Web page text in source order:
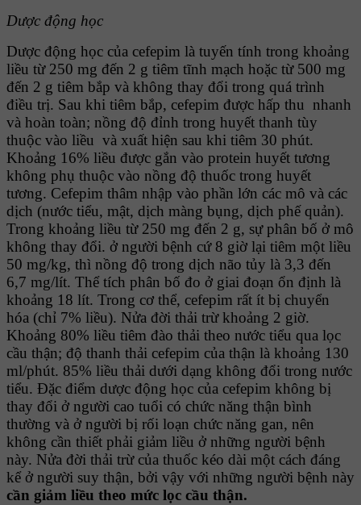
Dược động học
Dược động học của cefepim là tuyến tính trong khoảng
liều từ 250 mg đến 2 g tiêm tĩnh mạch hoặc từ 500 mg
đến 2 g tiêm bắp và không thay đổi trong quá trình
điều trị. Sau khi tiêm bắp, cefepim được hấp thu nhanh
và hoàn toàn; nồng độ đỉnh trong huyết thanh tùy
thuộc vào liều và xuất hiện sau khi tiêm 30 phút.
Khoảng 16% liều được gắn vào protein huyết tương
không phụ thuộc vào nồng độ thuốc trong huyết
tương. Cefepim thâm nhập vào phần lớn các mô và các
dịch (nước tiểu, mật, dịch màng bụng, dịch phế quản).
Trong khoảng liều từ 250 mg đến 2 g, sự phân bố ở mô
không thay đổi. ở người bệnh cứ 8 giờ lại tiêm một liều
50 mg/kg, thì nồng độ trong dịch não tủy là 3,3 đến
6,7 mg/lít. Thể tích phân bố đo ở giai đoạn ổn định là
khoảng 18 lít. Trong cơ thể, cefepim rất ít bị chuyển
hóa (chỉ 7% liều). Nửa đời thải trừ khoảng 2 giờ.
Khoảng 80% liều tiêm đào thải theo nước tiểu qua lọc
cầu thận; độ thanh thải cefepim của thận là khoảng 130
ml/phút. 85% liều thải dưới dạng không đổi trong nước
tiểu. Ðặc điểm dược động học của cefepim không bị
thay đổi ở người cao tuổi có chức năng thận bình
thường và ở người bị rối loạn chức năng gan, nên
không cần thiết phải giảm liều ở những người bệnh
này. Nửa đời thải trừ của thuốc kéo dài một cách đáng
kể ở người suy thận, bởi vậy với những người bệnh này
cần giảm liều theo mức lọc cầu thận.